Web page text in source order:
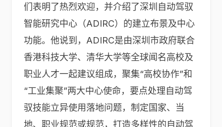
们表明了热烈欢迎，并介绍了深圳自动驾驭
智能研究中心（ADIRC）的建立布景及中心
功能。他说到，ADIRC是由深圳市政府联合
香港科技大学、清华大学等全球闻名高校及
职业人才一起建议组成，聚集“高校协作”和
“工业集聚”两大中心使命，要点处理自动驾
驭技能立异使用落地问题，制定国家、当
地、职业规范或规范，打造多样性的自动驾